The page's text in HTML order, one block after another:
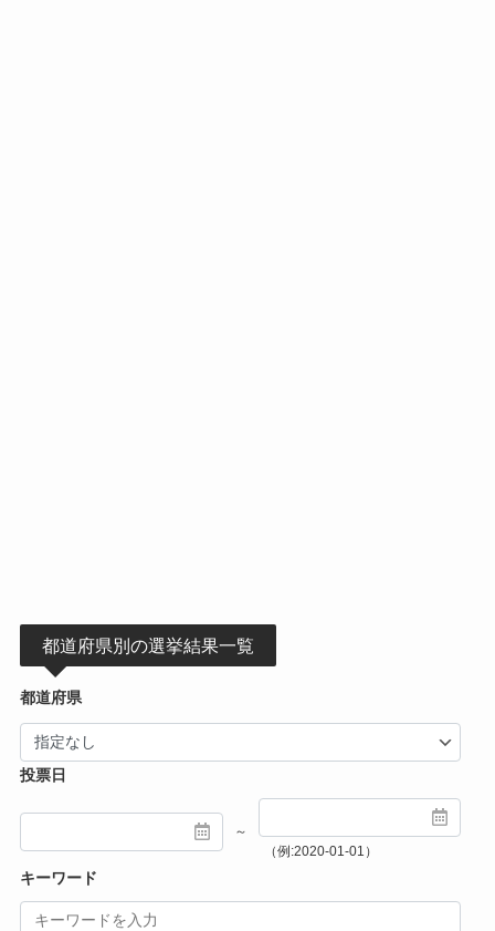
都道府県別の選挙結果一覧
都道府県
投票日
～
（例:2020-01-01）
キーワード